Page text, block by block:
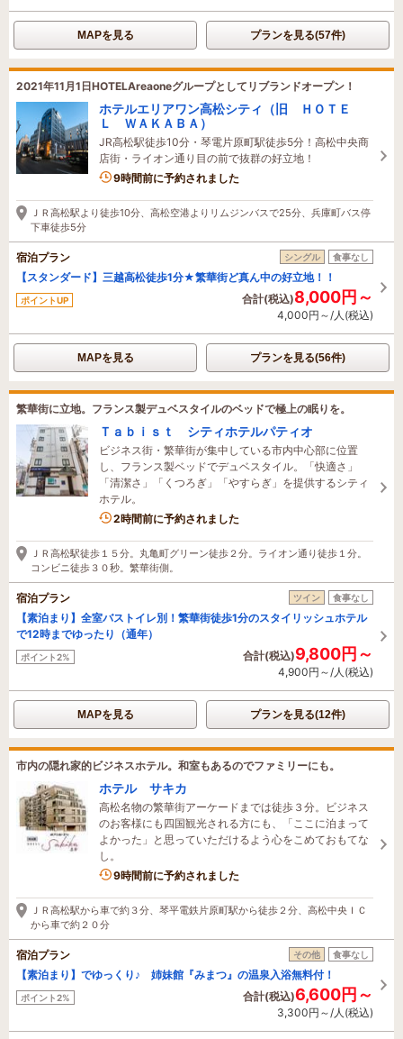
MAPを見る プランを見る(57件)
2021年11月1日HOTELAreaoneグループとしてリブランドオープン！
ホテルエリアワン高松シティ（旧 ＨＯＴＥ
Ｌ ＷＡＫＡＢＡ）
JR高松駅徒歩10分・琴電片原町駅徒歩5分！高松中央商
店街・ライオン通り目の前で抜群の好立地！
9時間前に予約されました
ＪＲ高松駅より徒歩10分、高松空港よりリムジンバスで25分、兵庫町バス停
下車徒歩5分
宿泊プラン シングル 食事なし
【スタンダード】三越高松徒歩1分★繁華街ど真ん中の好立地！！
ポイントUP 合計(税込)8,000円～
4,000円～/人(税込)
MAPを見る プランを見る(56件)
繁華街に立地。フランス製デュベスタイルのベッドで極上の眠りを。
Ｔａｂｉｓｔ シティホテルパティオ
ビジネス街・繁華街が集中している市内中心部に位置
し、フランス製ベッドでデュベスタイル。「快適さ」
「清潔さ」「くつろぎ」「やすらぎ」を提供するシティ
ホテル。
2時間前に予約されました
ＪＲ高松駅徒歩１５分。丸亀町グリーン徒歩２分。ライオン通り徒歩１分。
コンビニ徒歩３０秒。繁華街側。
宿泊プラン ツイン 食事なし
【素泊まり】全室バストイレ別！繁華街徒歩1分のスタイリッシュホテル
で12時までゆったり（通年）
ポイント2% 合計(税込)9,800円～
4,900円～/人(税込)
MAPを見る プランを見る(12件)
市内の隠れ家的ビジネスホテル。和室もあるのでファミリーにも。
ホテル サキカ
高松名物の繁華街アーケードまでは徒歩３分。ビジネス
のお客様にも四国観光される方にも、「ここに泊まって
よかった」と思っていただけるよう心をこめておもてな
し。
9時間前に予約されました
ＪＲ高松駅から車で約３分、琴平電鉄片原町駅から徒歩２分、高松中央ＩＣ
から車で約２０分
宿泊プラン その他 食事なし
【素泊まり】でゆっくり♪ 姉妹館『みまつ』の温泉入浴無料付！
ポイント2% 合計(税込)6,600円～
3,300円～/人(税込)